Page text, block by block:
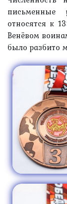
письменные
относятся к
Венёвом
было разбито